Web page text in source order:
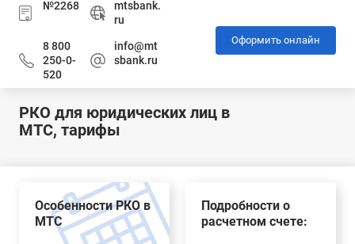
№2268
mtsbank.
ru
8 800
250-0-
520
info@mt
sbank.ru
Оформить онлайн
РКО для юридических лиц в
МТС, тарифы
Особенности РКО в
МТС
Подробности о
расчетном счете: